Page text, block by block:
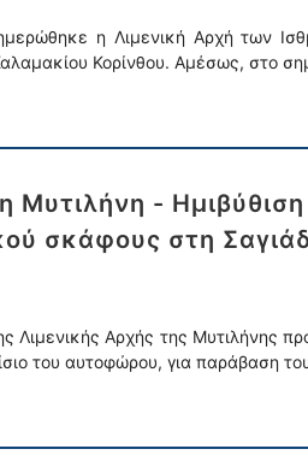
η Λιμενική Αρχή των
Κορίνθου. Αμέσως, στο
Μυτιλήνη -
σκάφους στη
Λιμενικής Αρχής της Μυτιλήνης
του αυτοφώρου, για παράβαση